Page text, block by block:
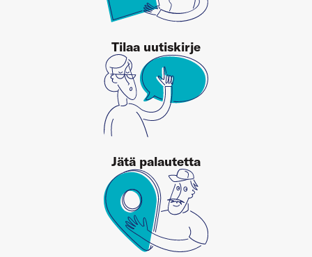
Tilaa uutiskirje
Jätä palautetta